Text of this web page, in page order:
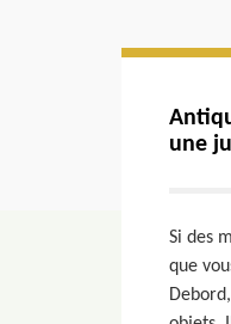
une
Si des
que